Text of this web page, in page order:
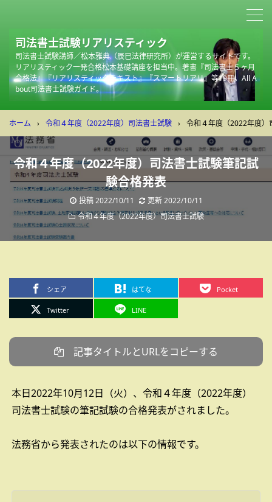
司法書士試験リアリスティック
司法書士試験講師／松本雅典（辰已法律研究所）が運営するサイトです。
リアリスティック一発合格松本基礎講座を担当中。著書『司法書士５ヶ月
合格法』『リアリスティックテキスト』『スマートリアリ』等19冊。All A
bout司法書士試験ガイド。
ホーム › 令和４年度（2022年度）司法書士試験 › 令和４年度（2022年度
令和４年度（2022年度）司法書士試験筆記試
験合格発表
投稿2022/10/11 更新2022/10/11
令和４年度（2022年度）司法書士試験
シェア はてな Pocket
Twitter LINE
記事タイトルとURLをコピーする
本日2022年10月12日（火）、令和４年度（2022年度）
司法書士試験の筆記試験の合格発表がされました。
法務省から発表されたのは以下の情報です。